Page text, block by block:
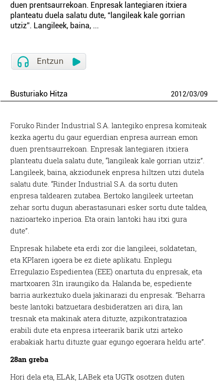
duen prentsaurrekoan. Enpresak lantegiaren itxiera
planteatu duela salatu dute, “langileak kale gorrian
utziz”. Langileek, baina, ...
Busturiako Hitza 2012/03/09
Foruko Rinder Industrial S.A. lantegiko enpresa komiteak
kezka agertu du gaur eguerdian enpresa aurrean emon
duen prentsaurrekoan. Enpresak lantegiaren itxiera
planteatu duela salatu dute, “langileak kale gorrian utziz”.
Langileek, baina, akziodunek enpresa hiltzen utzi dutela
salatu dute. “Rinder Industrial S.A. da sortu duten
enpresa taldearen zutabea. Bertoko langileek urteetan
zehar sortu dugun aberastasunari esker sortu dute taldea,
nazioarteko inperioa. Eta orain lantoki hau itxi gura
dute”.
Enpresak hilabete eta erdi zor die langileei, soldatetan,
eta KPIaren igoera be ez diete aplikatu. Enplegu
Erregulazio Espedientea (EEE) onartuta du enpresak, eta
martxoaren 31n iraungiko da. Halanda be, espediente
barria aurkeztuko duela jakinarazi du enpresak. “Beharra
beste lantoki batzuetara desbideratzen ari dira, lan
tresnak eta makinak atera dituzte, azpikontratazioa
erabili dute eta enpresa irteerarik barik utzi arteko
erabakiak hartu dituzte guar egungo egoerara heldu arte”.
28an greba
Hori dela eta, ELAk, LABek eta UGTk osotzen duten